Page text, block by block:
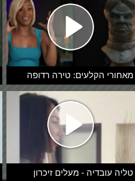
מאחורי הקלעים: טירה רדופה
טליה עובדיה - מעלים זיכרון